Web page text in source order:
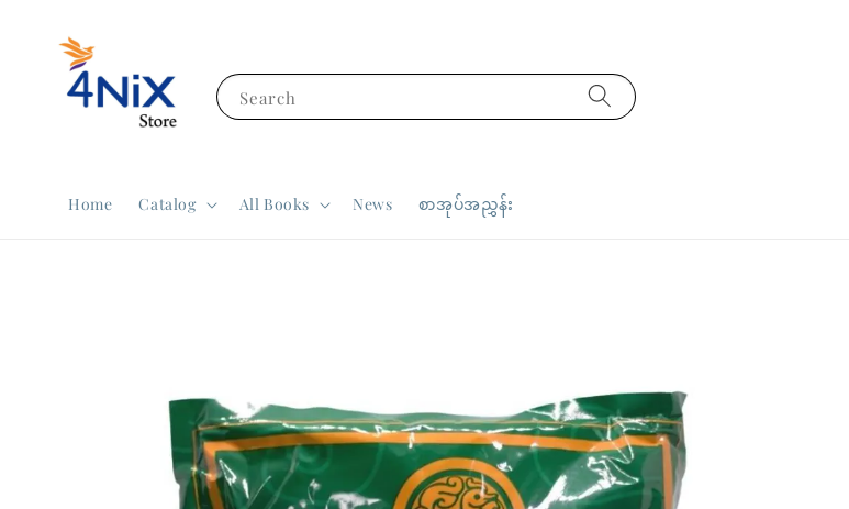
Search
Home Catalog All Books News စာအုပ်အညွှန်း